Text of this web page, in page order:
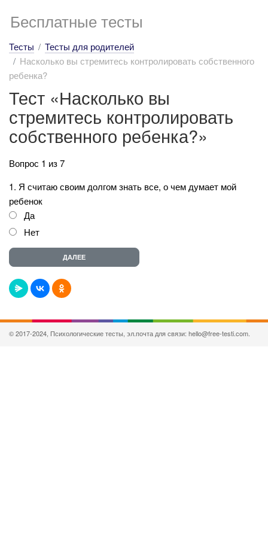
Бесплатные тесты
Тесты
Тесты для родителей
Насколько вы стремитесь контролировать собственного
ребенка?
Тест «Насколько вы
стремитесь контролировать
собственного ребенка?»
Вопрос 1 из 7
1. Я считаю своим долгом знать все, о чем думает мой
ребенок
Да
Нет
© 2017-2024, Психологические тесты, эл.почта для связи: hello@free-testi.com.